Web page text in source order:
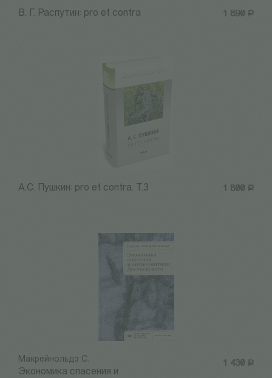
1 890 Р
В. Г. Распутин: pro et contra
1 800 Р
А.С. Пушкин: pro et contra. Т.3
1 430 Р
Макрейнольдз С.
Экономика спасения и